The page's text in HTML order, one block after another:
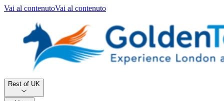
Vai al contenutoVai al contenuto
Rest of UK